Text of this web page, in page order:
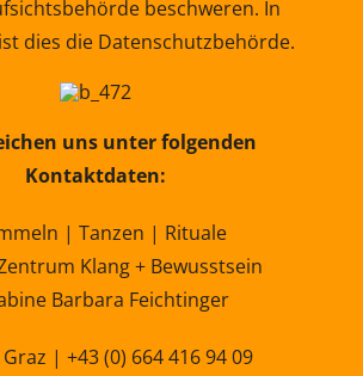
beschweren. In
dies die Datenschutzbehörde.
uns unter folgenden
Kontaktdaten:
| Tanzen | Rituale
Klang + Bewusstsein
Barbara Feichtinger
| +43 (0) 664 416 94 09